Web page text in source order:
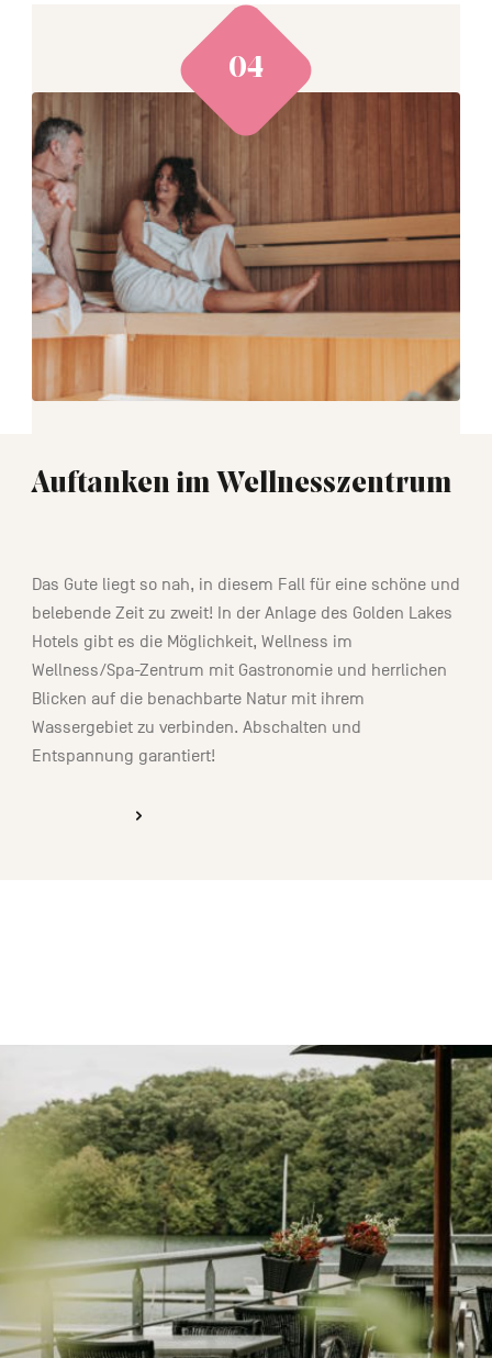
Auftanken im Wellnesszentrum
Das Gute liegt so nah, in diesem Fall für eine schöne und
belebende Zeit zu zweit! In der Anlage des Golden Lakes
Hotels gibt es die Möglichkeit, Wellness im
Wellness/Spa-Zentrum mit Gastronomie und herrlichen
Blicken auf die benachbarte Natur mit ihrem
Wassergebiet zu verbinden. Abschalten und
Entspannung garantiert!